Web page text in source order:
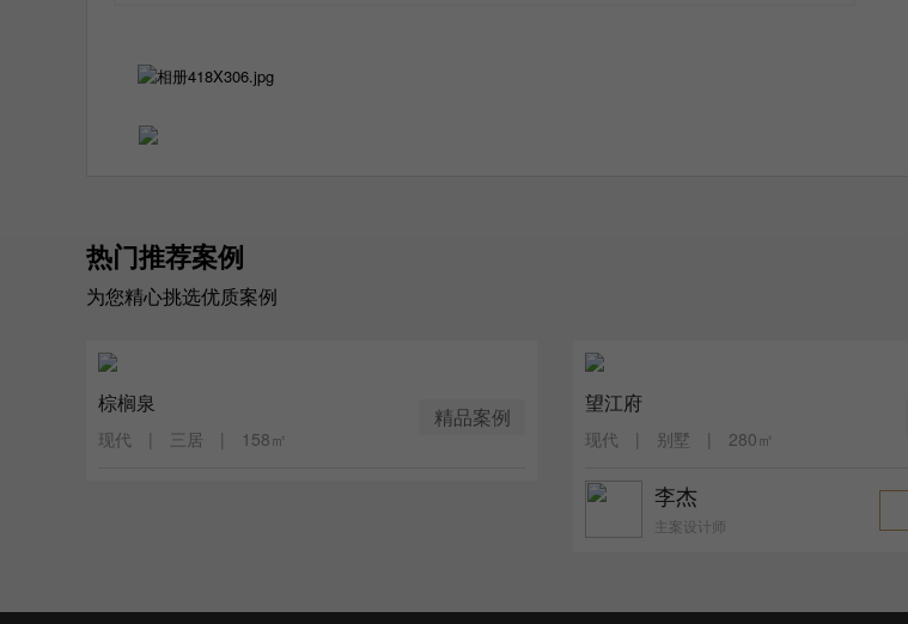
热门推荐案例
为您精心挑选优质案例
精品案例
棕榈泉
现代 | 三居 | 158㎡
望江府
现代 | 别墅 | 280㎡
李杰
主案设计师